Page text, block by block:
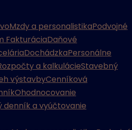
Mzdy a personalistikaPodvojné
FakturáciaDaňové
DochádzkaPersonálne
a kalkulácieStavebný
výstavbyCenníková
Ohodnocovanie
denník a vyúčtovanie